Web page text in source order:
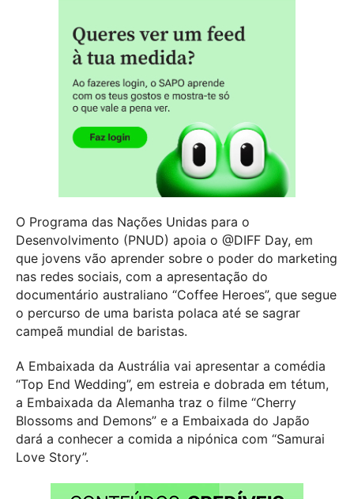
O Programa das Nações Unidas para o
Desenvolvimento (PNUD) apoia o @DIFF Day, em
que jovens vão aprender sobre o poder do marketing
nas redes sociais, com a apresentação do
documentário australiano “Coffee Heroes”, que segue
o percurso de uma barista polaca até se sagrar
campeã mundial de baristas.
A Embaixada da Austrália vai apresentar a comédia
“Top End Wedding”, em estreia e dobrada em tétum,
a Embaixada da Alemanha traz o filme “Cherry
Blossoms and Demons” e a Embaixada do Japão
dará a conhecer a comida a nipónica com “Samurai
Love Story”.